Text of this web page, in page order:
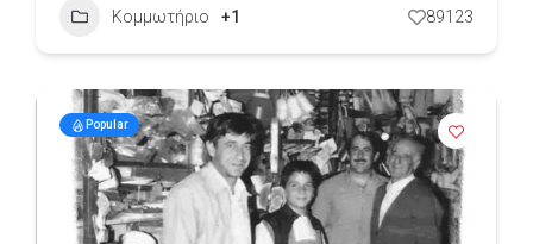
Κομμωτήριο +1 89123
Popular